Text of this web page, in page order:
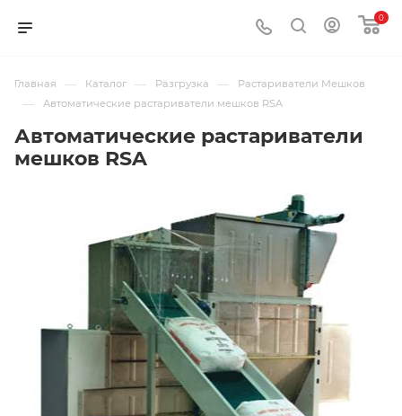
0
Главная — Каталог — Разгрузка — Растариватели Мешков
— Автоматические растариватели мешков RSA
Автоматические растариватели
мешков RSA